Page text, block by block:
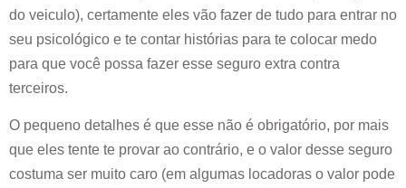
do veiculo), certamente eles vão fazer de tudo para entrar no
seu psicológico e te contar histórias para te colocar medo
para que você possa fazer esse seguro extra contra
terceiros.
O pequeno detalhes é que esse não é obrigatório, por mais
que eles tente te provar ao contrário, e o valor desse seguro
costuma ser muito caro (em algumas locadoras o valor pode